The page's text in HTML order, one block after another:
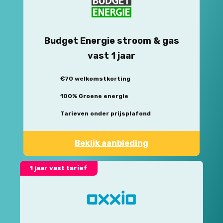
Budget Energie stroom & gas
vast 1 jaar
€70 welkomstkorting
100% Groene energie
Tarieven onder prijsplafond
Bekijk aanbieding
1 jaar vast tarief